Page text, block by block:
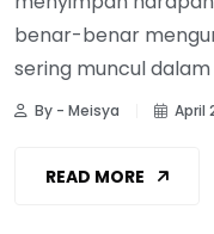
benar-benar
sering muncul dalam
By - Meisya April
READ MORE